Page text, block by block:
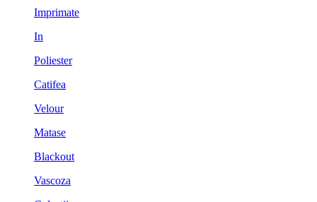
Imprimate
In
Poliester
Catifea
Velour
Matase
Blackout
Vascoza